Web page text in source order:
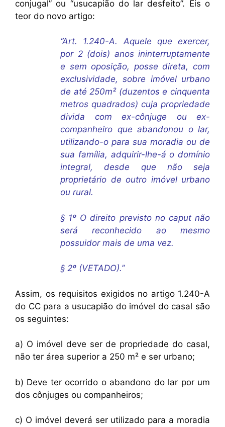
conjugal” ou “usucapião do lar desfeito”. Eis o
teor do novo artigo:
“Art. 1.240-A. Aquele que exercer,
por 2 (dois) anos ininterruptamente
e sem oposição, posse direta, com
exclusividade, sobre imóvel urbano
de até 250m² (duzentos e cinquenta
metros quadrados) cuja propriedade
divida com ex-cônjuge ou ex-
companheiro que abandonou o lar,
utilizando-o para sua moradia ou de
sua família, adquirir-lhe-á o domínio
integral, desde que não seja
proprietário de outro imóvel urbano
ou rural.
§ 1º O direito previsto no caput não
será reconhecido ao mesmo
possuidor mais de uma vez.
§ 2º (VETADO).”
Assim, os requisitos exigidos no artigo 1.240-A
do CC para a usucapião do imóvel do casal são
os seguintes:
a) O imóvel deve ser de propriedade do casal,
não ter área superior a 250 m² e ser urbano;
b) Deve ter ocorrido o abandono do lar por um
dos cônjuges ou companheiros;
c) O imóvel deverá ser utilizado para a moradia